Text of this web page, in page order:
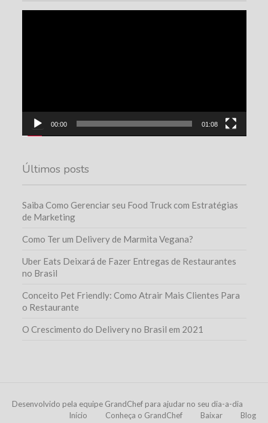
00:00 01:08
Últimos posts
Saiba Como Gerenciar seu Food Truck com Estratégias
de Marketing
Como Ter um Delivery de Marmita Vegana?
Uber Eats Deixará de Fazer Entregas de Restaurantes
no Brasil
Conceito Pet Friendly: Como Atrair Mais Clientes Para
o Restaurante
O Crescimento do Delivery no Brasil em 2021
Desenvolvido pela equipe GrandChef para ajudar no seu dia-a-dia
Início
Conheça o GrandChef Baixar Blog